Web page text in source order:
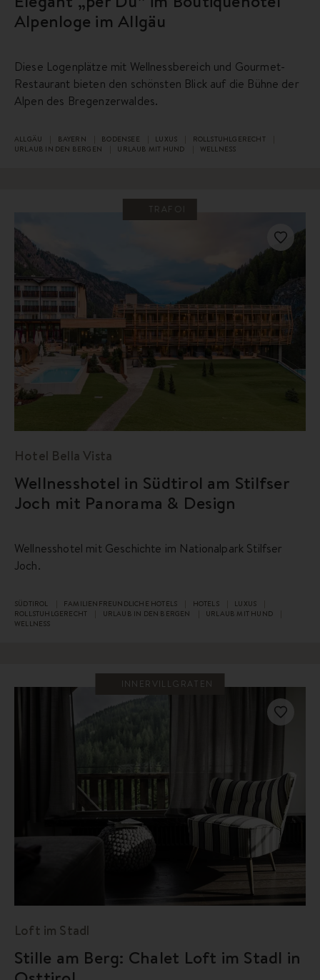
Alpenloge im Allgäu
Diese Logenplätze mit Wellnessbereich und Gourmet-
Restaurant bieten den schönsten Blick auf die Bühne der
Alpen des Bregenzerwaldes.
ALLGÄU BAYERN BODENSEE LUXUS
ROLLSTUHLGERECHT
URLAUB IN DEN BERGEN
URLAUB MIT HUND WELLNESS
TRAFOI
Hotel Bella Vista
Wellnesshotel in Südtirol am Stilfser
Joch mit Panorama & Design
Wellnesshotel mit Geschichte im Nationalpark Stilfser
Joch.
SÜDTIROL FAMILIENFREUNDLICHE HOTELS HOTELS
LUXUS
ROLLSTUHLGERECHT
URLAUB IN DEN BERGEN
URLAUB MIT HUND
WELLNESS
INNERVILLGRATEN
Loft im Stadl
Stille am Berg: Chalet Loft im Stadl in